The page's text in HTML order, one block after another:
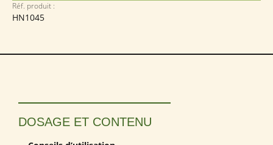
Réf. produit :
HN1045
DOSAGE ET CONTENU